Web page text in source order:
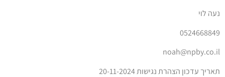
נעה לוי
0524668849
noah@npby.co.il
תאריך עדכון הצהרת נגישות20-11-2024